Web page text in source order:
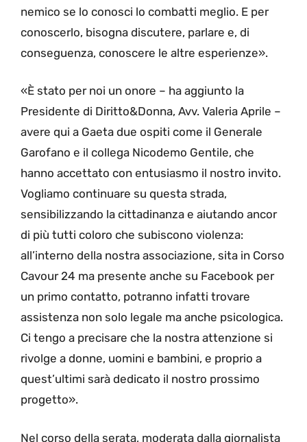
nemico se lo conosci lo combatti meglio. E per
conoscerlo, bisogna discutere, parlare e, di
conseguenza, conoscere le altre esperienze».
«È stato per noi un onore – ha aggiunto la
Presidente di Diritto&Donna, Avv. Valeria Aprile –
avere qui a Gaeta due ospiti come il Generale
Garofano e il collega Nicodemo Gentile, che
hanno accettato con entusiasmo il nostro invito.
Vogliamo continuare su questa strada,
sensibilizzando la cittadinanza e aiutando ancor
di più tutti coloro che subiscono violenza:
all’interno della nostra associazione, sita in Corso
Cavour 24 ma presente anche su Facebook per
un primo contatto, potranno infatti trovare
assistenza non solo legale ma anche psicologica.
Ci tengo a precisare che la nostra attenzione si
rivolge a donne, uomini e bambini, e proprio a
quest’ultimi sarà dedicato il nostro prossimo
progetto».
Nel corso della serata, moderata dalla giornalista